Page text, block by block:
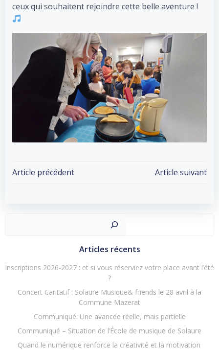
ceux qui souhaitent rejoindre cette belle aventure !
Post
Article précédent Article suivant
Articles récents
Inscriptions 2026-2027 : et si vous réserviez votre place avant l’été
?
Concert Caritatif : Solaure Musique& friends le 28 avril à la
Commune Mazerat
Communiqué: Une avancée réelle, mais partielle
Communiqué – Situation de l’École de musique de Solaure
Quand le numérique renforce la créativité et la motivation